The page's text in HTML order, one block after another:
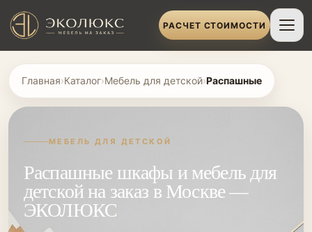
РАСЧЕТ СТОИМОСТИ
Главная›Каталог›Мебель для детской›Распашные
МЕБЕЛЬ ДЛЯ ДЕТСКОЙ
Распашные шкафы и мебель для
детской на заказ в Москве —
ЭКОЛЮКС